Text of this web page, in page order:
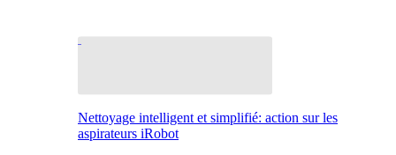
Nettoyage intelligent et simplifié: action sur les
aspirateurs iRobot